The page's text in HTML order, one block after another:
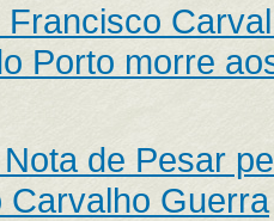
Francisco
Porto morre
de Pesar
Carvalho Guerra